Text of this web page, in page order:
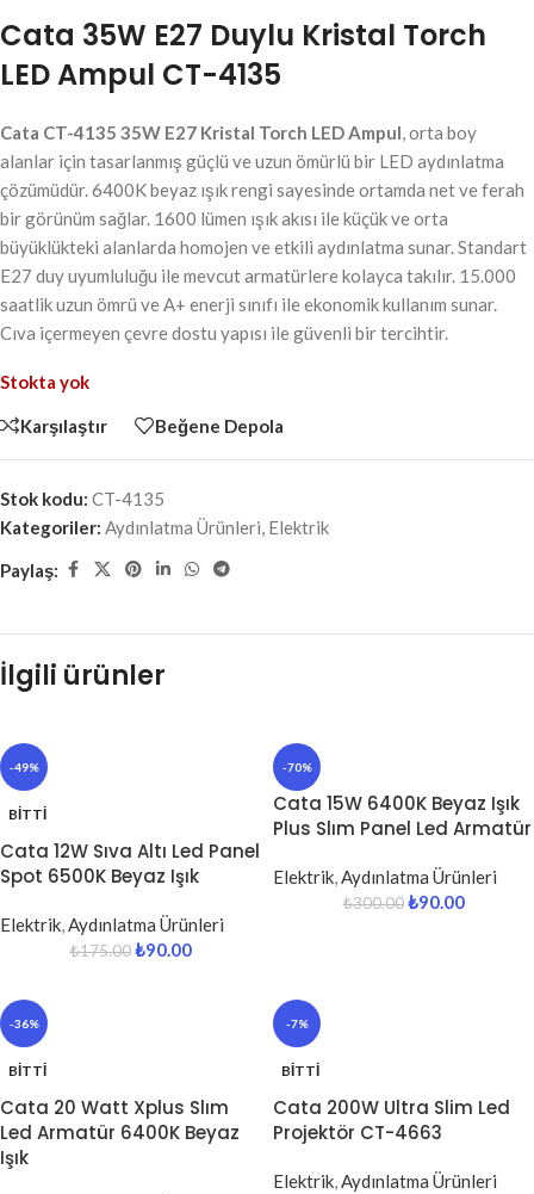
Cata 35W E27 Duylu Kristal Torch
LED Ampul CT-4135
Cata CT-4135 35W E27 Kristal Torch LED Ampul, orta boy
alanlar için tasarlanmış güçlü ve uzun ömürlü bir LED aydınlatma
çözümüdür. 6400K beyaz ışık rengi sayesinde ortamda net ve ferah
bir görünüm sağlar. 1600 lümen ışık akısı ile küçük ve orta
büyüklükteki alanlarda homojen ve etkili aydınlatma sunar. Standart
E27 duy uyumluluğu ile mevcut armatürlere kolayca takılır. 15.000
saatlik uzun ömrü ve A+ enerji sınıfı ile ekonomik kullanım sunar.
Cıva içermeyen çevre dostu yapısı ile güvenli bir tercihtir.
Stokta yok
Karşılaştır Beğene Depola
Stok kodu: CT-4135
Kategoriler: Aydınlatma Ürünleri, Elektrik
Paylaş:
İlgili ürünler
-49%
BITTI
Cata 12W Sıva Altı Led Panel
Spot 6500K Beyaz Işık
Elektrik,Aydınlatma Ürünleri
₺175.00 ₺90.00
-70%
Cata 15W 6400K Beyaz Işık
Plus Slım Panel Led Armatür
Elektrik,Aydınlatma Ürünleri
₺300.00 ₺90.00
-36%
BITTI
Cata 20 Watt Xplus Slım
Led Armatür 6400K Beyaz
Işık
-7%
BITTI
Cata 200W Ultra Slim Led
Projektör CT-4663
Elektrik,Aydınlatma Ürünleri